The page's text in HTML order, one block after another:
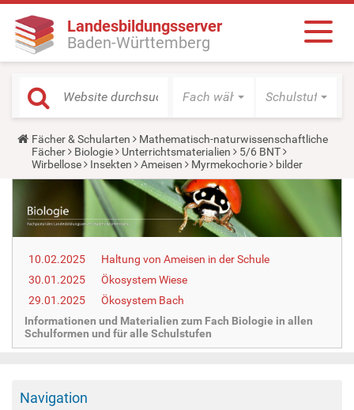
Landesbildungsserver
Baden-Württemberg
Fach wählen Schulstufe
Y
o
u
a
h
e
r
:
Fächer & Schularten
Mathematisch-naturwissenschaftliche
Fächer
Biologie Unterrichtsmaterialien
5/6 BNT
Wirbellose
Insekten Ameisen Myrmekochorie bilder
10.02.2025
Haltung von Ameisen in der Schule
30.01.2025
Ökosystem Wiese
29.01.2025
Ökosystem Bach
Informationen und Materialien zum Fach Biologie in allen
Schulformen und für alle Schulstufen
Navigation